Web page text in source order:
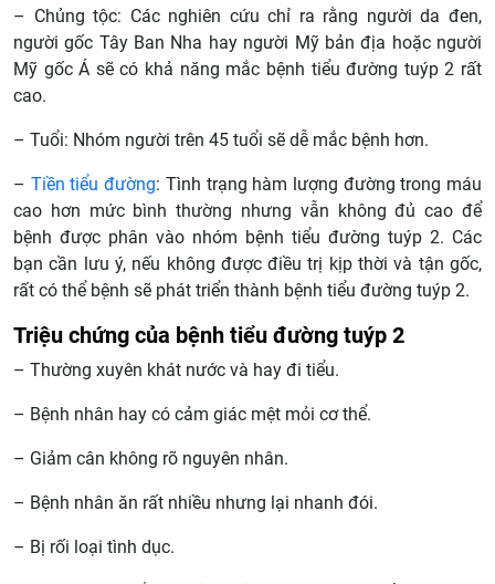
– Chủng tộc: Các nghiên cứu chỉ ra rằng người da đen,
người gốc Tây Ban Nha hay người Mỹ bản địa hoặc người
Mỹ gốc Á sẽ có khả năng mắc bệnh tiểu đường tuýp 2 rất
cao.
– Tuổi: Nhóm người trên 45 tuổi sẽ dễ mắc bệnh hơn.
– Tiền tiểu đường: Tình trạng hàm lượng đường trong máu
cao hơn mức bình thường nhưng vẫn không đủ cao để
bệnh được phân vào nhóm bệnh tiểu đường tuýp 2. Các
bạn cần lưu ý, nếu không được điều trị kịp thời và tận gốc,
rất có thể bệnh sẽ phát triển thành bệnh tiểu đường tuýp 2.
Triệu chứng của bệnh tiểu đường tuýp 2
– Thường xuyên khát nước và hay đi tiểu.
– Bệnh nhân hay có cảm giác mệt mỏi cơ thể.
– Giảm cân không rõ nguyên nhân.
– Bệnh nhân ăn rất nhiều nhưng lại nhanh đói.
– Bị rối loại tình dục.